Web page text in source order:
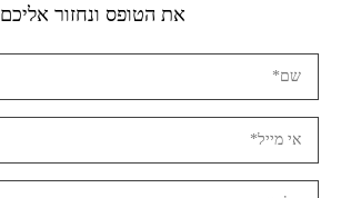
את הטופס ונחזור אליכם